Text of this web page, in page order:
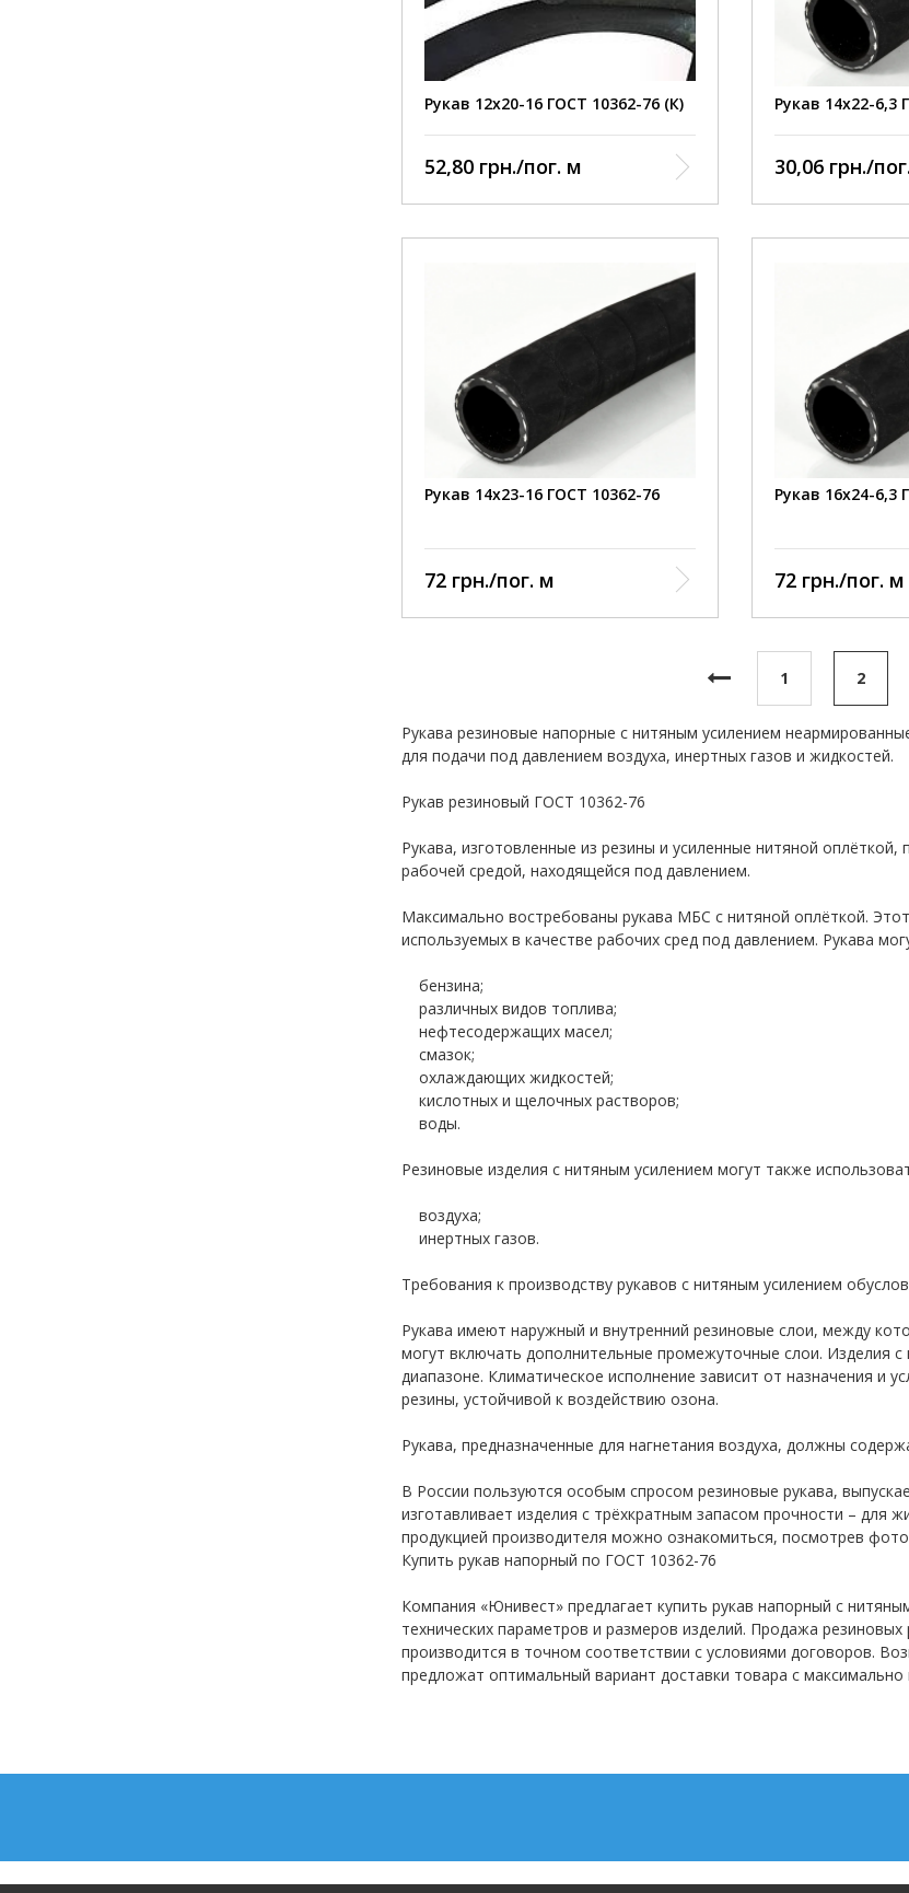
Рукав 12х20-16 ГОСТ 10362-76 (К)
52,80 грн./пог. м
Рукав 14х22-6,3
30,06 грн./
Рукав 14х23-16 ГОСТ 10362-76
72 грн./пог. м
Рукав 16х24-6,3
72 грн./пог. м
1 2
Рукава резиновые напорные с нитяным усилением
для подачи под давлением воздуха, инертных газов и жидкостей.
Рукав резиновый ГОСТ 10362-76
Рукава, изготовленные из резины и усиленные нитяной
рабочей средой, находящейся под давлением.
Максимально востребованы рукава МБС с нитяной оплёткой.
используемых в качестве рабочих сред под давлением. Рукава
бензина;
различных видов топлива;
нефтесодержащих масел;
смазок;
охлаждающих жидкостей;
кислотных и щелочных растворов;
воды.
Резиновые изделия с нитяным усилением могут также
воздуха;
инертных газов.
Требования к производству рукавов с нитяным усилением
Рукава имеют наружный и внутренний резиновые слои, между
могут включать дополнительные промежуточные слои. Изделия
диапазоне. Климатическое исполнение зависит от назначения и
резины, устойчивой к воздействию озона.
Рукава, предназначенные для нагнетания воздуха, должны
В России пользуются особым спросом резиновые рукава,
изготавливает изделия с трёхкратным запасом прочности – для
продукцией производителя можно ознакомиться, посмотрев фото
Купить рукав напорный по ГОСТ 10362-76
Компания «Юнивест» предлагает купить рукав напорный с
технических параметров и размеров изделий. Продажа
производится в точном соответствии с условиями договоров.
предложат оптимальный вариант доставки товара с